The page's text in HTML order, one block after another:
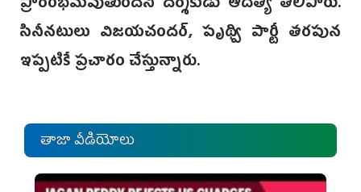
సినీనటులు విజయచందర్, పృథ్వి పార్టీ తరపున
ఇప్పటికే ప్రచారం చేస్తున్నారు.
తాజా వీడియోలు